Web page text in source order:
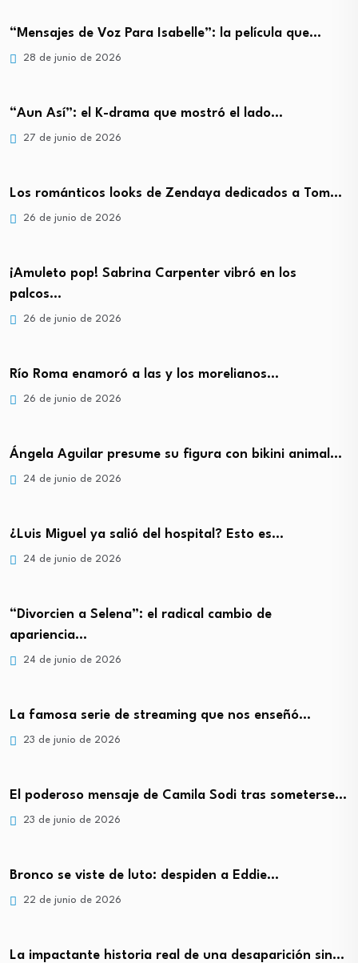
“Mensajes de Voz Para Isabelle”: la película que…
28 de junio de 2026
“Aun Así”: el K-drama que mostró el lado…
27 de junio de 2026
Los románticos looks de Zendaya dedicados a Tom…
26 de junio de 2026
¡Amuleto pop! Sabrina Carpenter vibró en los
palcos…
26 de junio de 2026
Río Roma enamoró a las y los morelianos…
26 de junio de 2026
Ángela Aguilar presume su figura con bikini animal…
24 de junio de 2026
¿Luis Miguel ya salió del hospital? Esto es…
24 de junio de 2026
“Divorcien a Selena”: el radical cambio de
apariencia…
24 de junio de 2026
La famosa serie de streaming que nos enseñó…
23 de junio de 2026
El poderoso mensaje de Camila Sodi tras someterse…
23 de junio de 2026
Bronco se viste de luto: despiden a Eddie…
22 de junio de 2026
La impactante historia real de una desaparición sin…